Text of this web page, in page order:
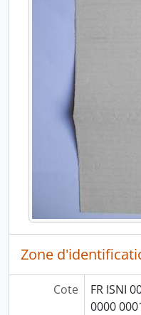
Zone
Cote
FR ISNI
0000